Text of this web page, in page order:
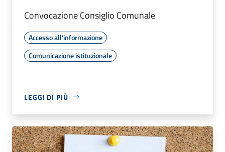
Convocazione Consiglio Comunale
Accesso all'informazione
Comunicazione istituzionale
LEGGI DI PIÙ